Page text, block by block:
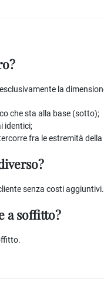
la
che sta alla base (sotto);
identici;
fra le estremità
senza costi
a soffitto?